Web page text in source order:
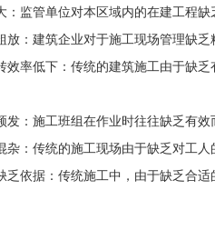
：监管单位对本区域内的在建工程
放：建筑企业对于施工现场管理缺
效率低下：传统的建筑施工由于缺
发：施工班组在作业时往往缺乏有
杂：传统的施工现场由于缺乏对工
乏依据：传统施工中，由于缺乏合